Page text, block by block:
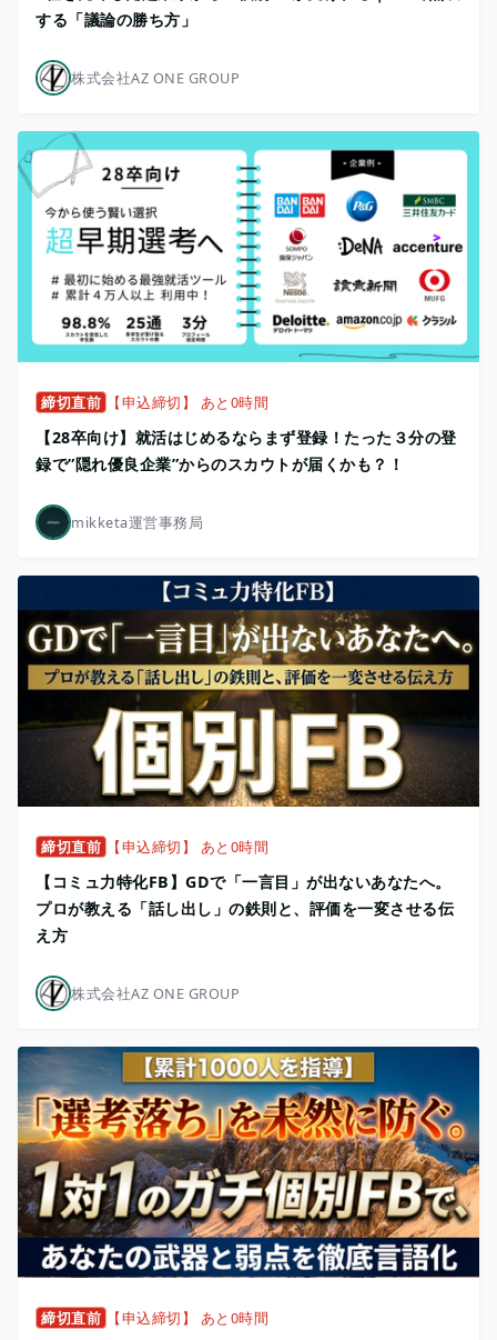
する「議論の勝ち方」
株式会社AZ ONE GROUP
締切直前 【申込締切】 あと0時間
【28卒向け】就活はじめるならまず登録！たった３分の登
録で”隠れ優良企業”からのスカウトが届くかも？！
mikketa運営事務局
締切直前 【申込締切】 あと0時間
【コミュ力特化FB】GDで「一言目」が出ないあなたへ。
プロが教える「話し出し」の鉄則と、評価を一変させる伝
え方
株式会社AZ ONE GROUP
締切直前 【申込締切】 あと0時間